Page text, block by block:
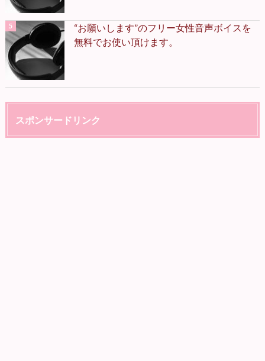
“お願いします”のフリー女性音声ボイスを
無料でお使い頂けます。
スポンサードリンク